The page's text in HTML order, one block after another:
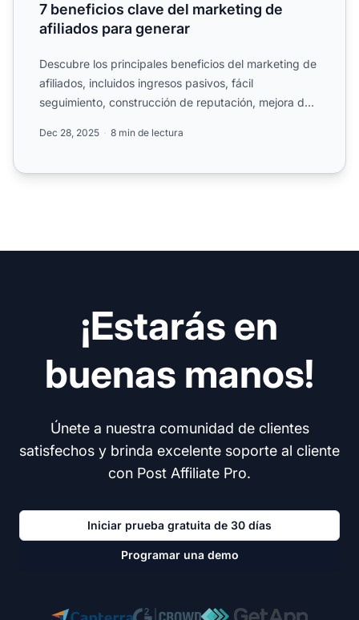
7 beneficios clave del marketing de
afiliados para generar
Descubre los principales beneficios del marketing de
afiliados, incluidos ingresos pasivos, fácil
seguimiento, construcción de reputación, mejora del
Dec 28, 2025 8 min de lectura
¡Estarás en
buenas manos!
Únete a nuestra comunidad de clientes
satisfechos y brinda excelente soporte al cliente
con Post Affiliate Pro.
Iniciar prueba gratuita de 30 días
Programar una demo